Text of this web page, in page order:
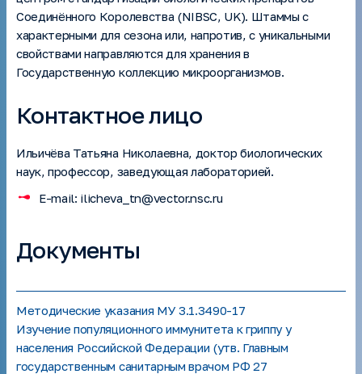
Соединённого Королевства (NIBSC, UK). Штаммы с
характерными для сезона или, напротив, с уникальными
свойствами направляются для хранения в
Государственную коллекцию микроорганизмов.
Контактное лицо
Ильичёва Татьяна Николаевна, доктор биологических
наук, профессор, заведующая лабораторией.
E-mail: ilicheva_tn@vector.nsc.ru
Документы
Методические указания МУ 3.1.3490-17
Изучение популяционного иммунитета к гриппу у
населения Российской Федерации (утв. Главным
государственным санитарным врачом РФ 27